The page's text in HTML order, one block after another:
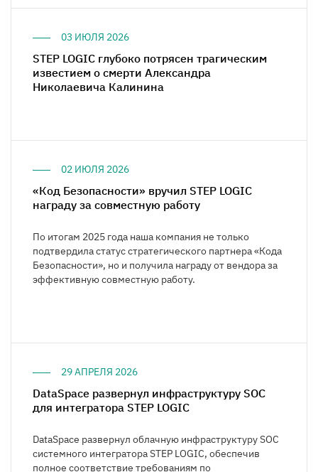
03 ИЮЛЯ 2026
STEP LOGIC глубоко потрясен трагическим
известием о смерти Александра
Николаевича Калинина
02 ИЮЛЯ 2026
«Код Безопасности» вручил STEP LOGIC
награду за совместную работу
По итогам 2025 года наша компания не только
подтвердила статус стратегического партнера «Кода
Безопасности», но и получила награду от вендора за
эффективную совместную работу.
29 АПРЕЛЯ 2026
DataSpace развернул инфраструктуру SOC
для интегратора STEP LOGIC
DataSpace развернул облачную инфраструктуру SOC
системного интегратора STEP LOGIC, обеспечив
полное соответствие требованиям по